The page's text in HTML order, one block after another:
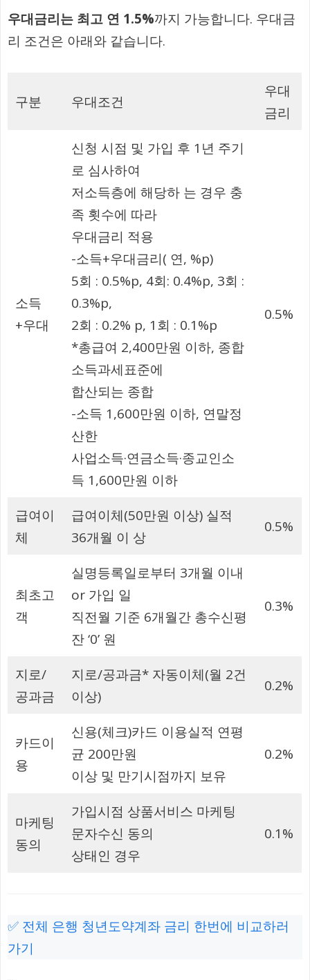
우대금리는 최고 연 1.5%까지 가능합니다. 우대금
리 조건은 아래와 같습니다.
구분 우대조건
우대
금리
소득
+우대
신청 시점 및 가입 후 1년 주기
로 심사하여
저소득층에 해당하 는 경우 충
족 횟수에 따라
우대금리 적용
-소득+우대금리( 연, %p)
5회 : 0.5%p, 4회: 0.4%p, 3회 :
0.3%p,
2회 : 0.2% p, 1회 : 0.1%p
*총급여 2,400만원 이하, 종합
소득과세표준에
합산되는 종합
-소득 1,600만원 이하, 연말정
산한
사업소득·연금소득·종교인소
득 1,600만원 이하
0.5%
급여이
체
급여이체(50만원 이상) 실적
36개월 이 상
0.5%
최초고
객
실명등록일로부터 3개월 이내
or 가입 일
직전월 기준 6개월간 총수신평
잔 ‘0’ 원
0.3%
지로/
공과금
지로/공과금* 자동이체(월 2건
이상)
0.2%
카드이
용
신용(체크)카드 이용실적 연평
균 200만원
이상 및 만기시점까지 보유
0.2%
마케팅
동의
가입시점 상품서비스 마케팅
문자수신 동의
상태인 경우
0.1%
✅ 전체 은행 청년도약계좌 금리 한번에 비교하러
가기